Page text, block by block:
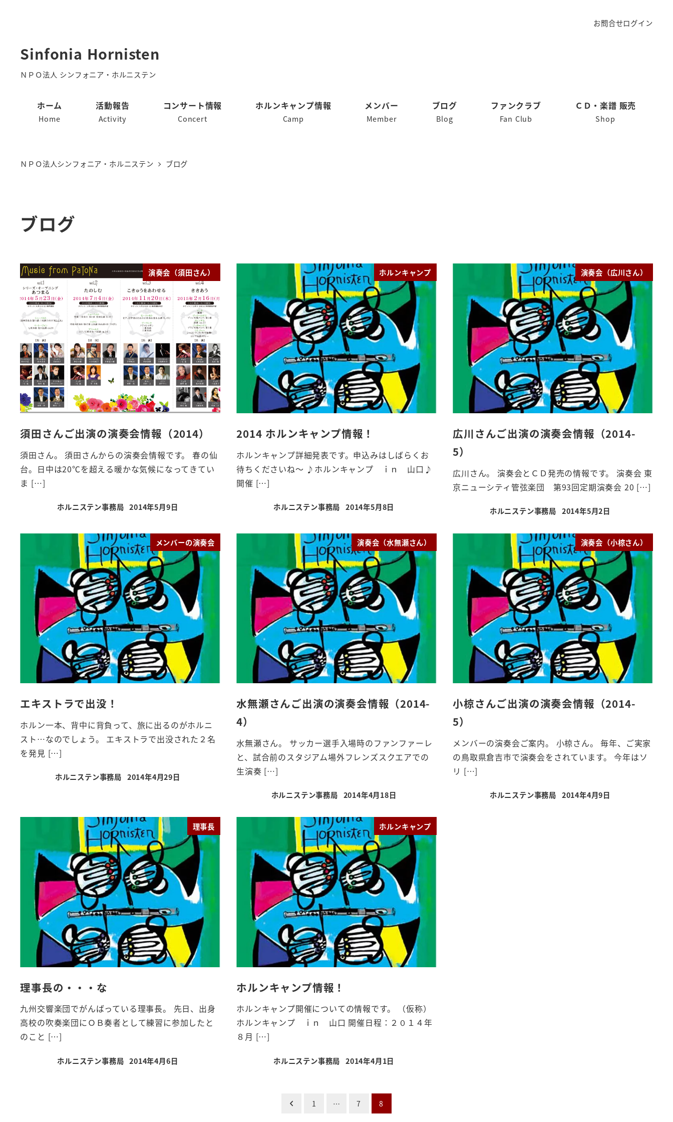
お問合せログイン
Sinfonia Hornisten
ＮＰＯ法人 シンフォニア・ホルニステン
ホーム
Home
活動報告
Activity
コンサート情報
Concert
ホルンキャンプ情報
Camp
メンバー
Member
ブログ
Blog
ファンクラブ
Fan Club
ＣＤ・楽譜 販売
Shop
ＮＰＯ法人シンフォニア・ホルニステン ブログ
ブログ
演奏会（須田さん）
須田さんご出演の演奏会情報（2014）
須田さん。 須田さんからの演奏会情報です。 春の仙
台。日中は20℃を超える暖かな気候になってきてい
ま […]
ホルニステン事務局
投稿日
2014年5月9日
ホルンキャンプ
2014 ホルンキャンプ情報！
ホルンキャンプ詳細発表です。申込みはしばらくお
待ちくださいね～ ♪ホルンキャンプ ｉｎ 山口♪
開催 […]
ホルニステン事務局
投稿日
2014年5月8日
演奏会（広川さん）
広川さんご出演の演奏会情報（2014-
5）
広川さん。 演奏会とＣＤ発売の情報です。 演奏会 東
京ニューシティ管弦楽団 第93回定期演奏会 20 […]
ホルニステン事務局
投稿日
2014年5月2日
メンバーの演奏会
エキストラで出没！
ホルン一本、背中に背負って、旅に出るのがホルニ
スト…なのでしょう。 エキストラで出没された２名
を発見 […]
ホルニステン事務局
投稿日
2014年4月29日
演奏会（水無瀬さん）
水無瀬さんご出演の演奏会情報（2014-
4）
水無瀬さん。 サッカー選手入場時のファンファーレ
と、試合前のスタジアム場外フレンズスクエアでの
生演奏 […]
ホルニステン事務局
投稿日
2014年4月18日
演奏会（小椋さん）
小椋さんご出演の演奏会情報（2014-
5）
メンバーの演奏会ご案内。 小椋さん。 毎年、ご実家
の鳥取県倉吉市で演奏会をされています。 今年はソ
リ […]
ホルニステン事務局
投稿日
2014年4月9日
理事長
理事長の・・・な
九州交響楽団でがんばっている理事長。 先日、出身
高校の吹奏楽団にＯＢ奏者として練習に参加したと
のこと […]
ホルニステン事務局
投稿日
2014年4月6日
ホルンキャンプ
ホルンキャンプ情報！
ホルンキャンプ開催についての情報です。 （仮称）
ホルンキャンプ ｉｎ 山口 開催日程：２０１４年
８月 […]
ホルニステン事務局
投稿日
2014年4月1日
1 … 7 8